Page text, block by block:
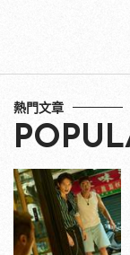
熱門文章